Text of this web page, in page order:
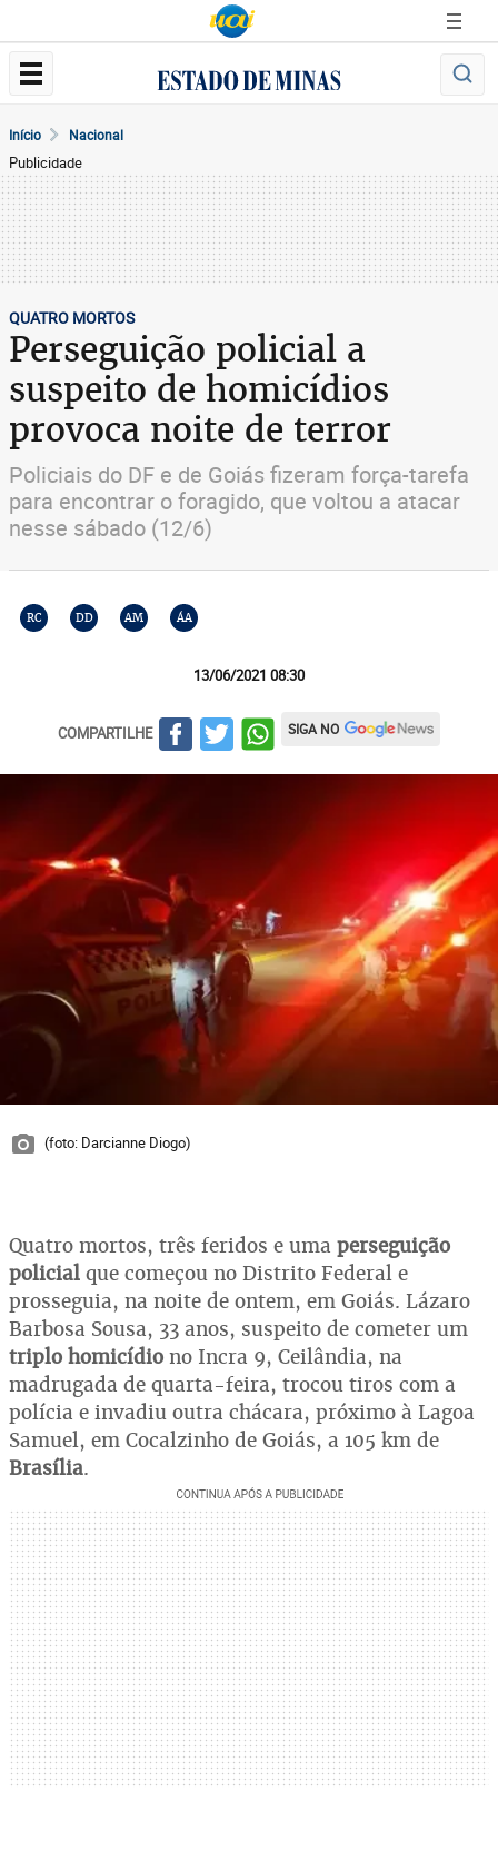
Início Nacional
Publicidade
QUATRO MORTOS
Perseguição policial a
suspeito de homicídios
provoca noite de terror
Policiais do DF e de Goiás fizeram força-tarefa
para encontrar o foragido, que voltou a atacar
nesse sábado (12/6)
RC DD AM ÁA
13/06/2021 08:30
COMPARTILHE SIGA NO
(foto: Darcianne Diogo)
Quatro mortos, três feridos e uma perseguição
policial que começou no Distrito Federal e
prosseguia, na noite de ontem, em Goiás. Lázaro
Barbosa Sousa, 33 anos, suspeito de cometer um
triplo homicídio no Incra 9, Ceilândia, na
madrugada de quarta-feira, trocou tiros com a
polícia e invadiu outra chácara, próximo à Lagoa
Samuel, em Cocalzinho de Goiás, a 105 km de
Brasília.